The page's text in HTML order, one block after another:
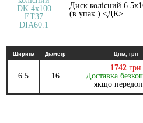
Диск колісний
(в упак.) <ДК>
Ширина Діаметр Ціна, грн
6.5 16
1742 грн
Доставка
якщо